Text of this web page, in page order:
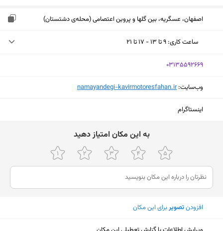
اصفهان، عسگریه، بین گلها و پروین اعتصامی (محله‌ی دشتستان)
ساعت کاری: ۹ تا ۱۳ - ۱۷ تا ۲۱
شنبه (امروز)
۹ تا ۱۳ - ۱۷ تا ۲۱
پنجشنبه
۹ تا ۱۳ - ۱۷ تا ۲۱
جمعه
‎03135592669
وب‌سایت:‎namayandegi-kavirmotoresfahan.ir
اینستاگرام
ﺑﻪ اﯾﻦ ﻣﮑﺎن اﻣﺘﯿﺎز دﻫﯿﺪ
افزودنتصویربرای این مکان